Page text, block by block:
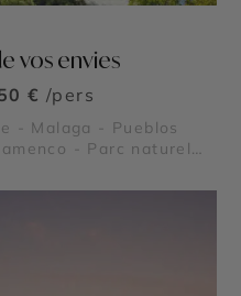
vos envies
€ /pers
- Malaga - Pueblos
- Parc naturel